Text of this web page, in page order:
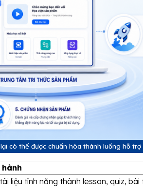
có thể được chuẩn hóa thành luồng hỗ trợ
liệu tính năng thành lesson, quiz, bài